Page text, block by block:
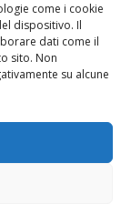
come i cookie
dispositivo. Il
dati come il
sito. Non
su alcune